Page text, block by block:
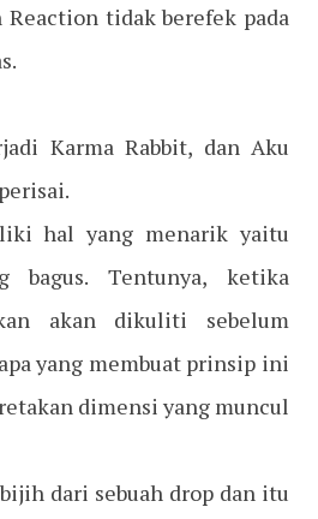
Reaction tidak berefek pada
Karma Rabbit, dan Aku
hal yang menarik yaitu
bagus. Tentunya, ketika
akan dikuliti sebelum
yang membuat prinsip ini
dimensi yang muncul
dari sebuah drop dan itu